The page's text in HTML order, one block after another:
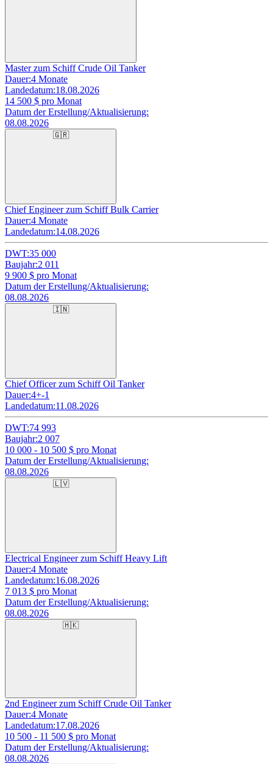
Master zum Schiff Crude Oil Tanker
Dauer:4 Monate
Landedatum:18.08.2026
14 500 $ pro Monat
Datum der Erstellung/Aktualisierung:
08.08.2026
🇬🇷
Chief Engineer zum Schiff Bulk Carrier
Dauer:4 Monate
Landedatum:14.08.2026
DWT:35 000
Baujahr:2 011
9 900 $ pro Monat
Datum der Erstellung/Aktualisierung:
08.08.2026
🇮🇳
Chief Officer zum Schiff Oil Tanker
Dauer:4+-1
Landedatum:11.08.2026
DWT:74 993
Baujahr:2 007
10 000 - 10 500 $ pro Monat
Datum der Erstellung/Aktualisierung:
08.08.2026
🇱🇻
Electrical Engineer zum Schiff Heavy Lift
Dauer:4 Monate
Landedatum:16.08.2026
7 013 $ pro Monat
Datum der Erstellung/Aktualisierung:
08.08.2026
🇭🇰
2nd Engineer zum Schiff Crude Oil Tanker
Dauer:4 Monate
Landedatum:17.08.2026
10 500 - 11 500 $ pro Monat
Datum der Erstellung/Aktualisierung:
08.08.2026